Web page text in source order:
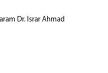
Dr. Israr Ahmad